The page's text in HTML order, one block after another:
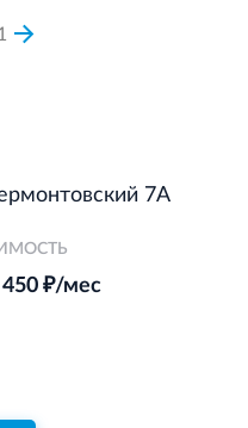
плит
7А
450 ₽/мес